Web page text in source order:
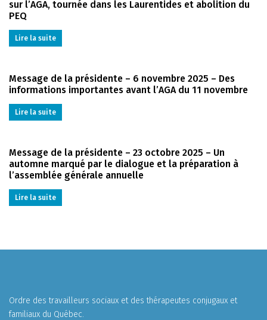
sur l’AGA, tournée dans les Laurentides et abolition du
PEQ
Lire la suite
Message de la présidente – 6 novembre 2025 – Des
informations importantes avant l’AGA du 11 novembre
Lire la suite
Message de la présidente – 23 octobre 2025 – Un
automne marqué par le dialogue et la préparation à
l’assemblée générale annuelle
Lire la suite
Ordre des travailleurs sociaux et des thérapeutes conjugaux et
familiaux du Québec.